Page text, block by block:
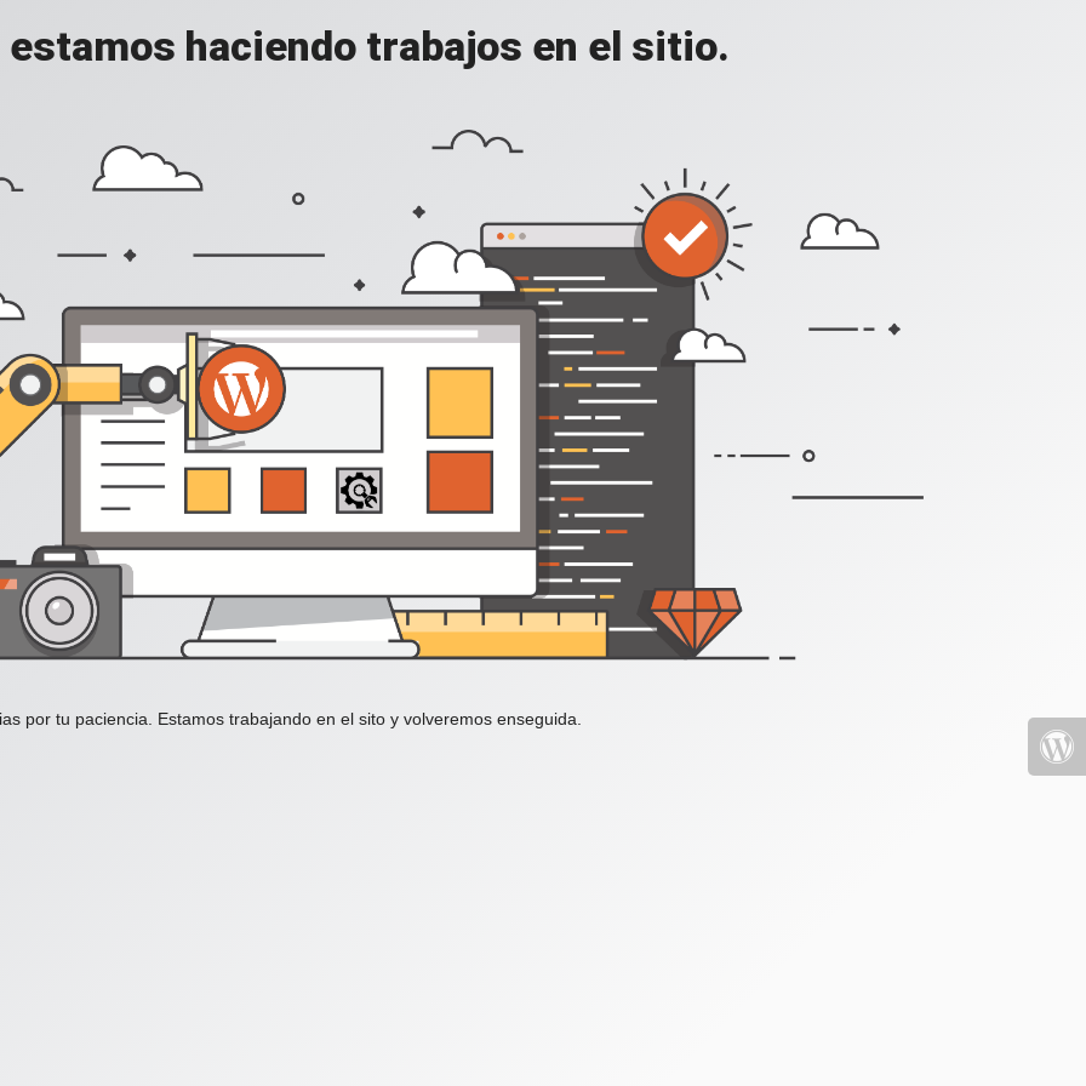
haciendo trabajos en el sitio.
por tu paciencia. Estamos trabajando en el sito y volveremos enseguida.